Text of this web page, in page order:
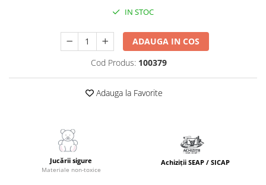
IN STOC
ADAUGA IN COS
Cod Produs: 100379
Adauga la Favorite
Jucării sigure
Materiale non-toxice
Achiziții SEAP / SICAP